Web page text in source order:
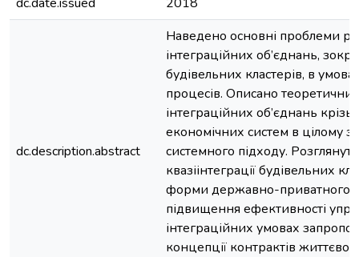
dc.description.abstract
Наведено основні проблеми
інтеграційних об’єднань,
будівельних кластерів, в
процесів. Описано
інтеграційних об’єднань
економічних систем в цілому
системного підходу.
квазіінтеграції будівельних
форми державно-приватного
підвищення ефективності
інтеграційних умовах
концепції контрактів